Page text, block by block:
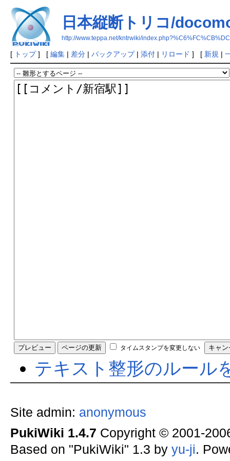
日本縦断トリコ/
http://www.teppa.net/kntrwiki/
[ トップ] [ 編集| 差分| バックアップ| 添付| リロード ] [ 新規 |
タイムスタンプを変更しない
テキスト整形のルール
Site admin: anonymous
PukiWiki 1.4.7 Copyright © 2001-
Based on "PukiWiki" 1.3 by yu-ji.